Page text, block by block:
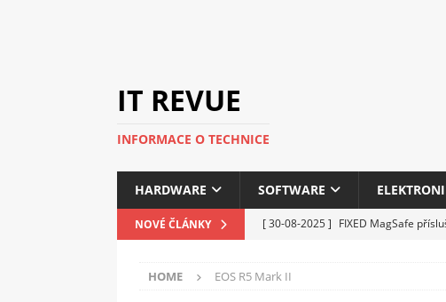
IT REVUE
INFORMACE O TECHNICE
HARDWARE SOFTWARE
NOVÉ ČLÁNKY [ 30-08-2025 ] FIXED MagSafe
[ 14-05-2025 ]
HOME EOS R5 Mark II